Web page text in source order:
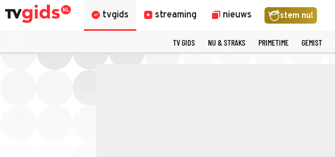
tvgids streaming nieuws stem nu!
TV GIDS NU & STRAKS PRIMETIME GEMIST